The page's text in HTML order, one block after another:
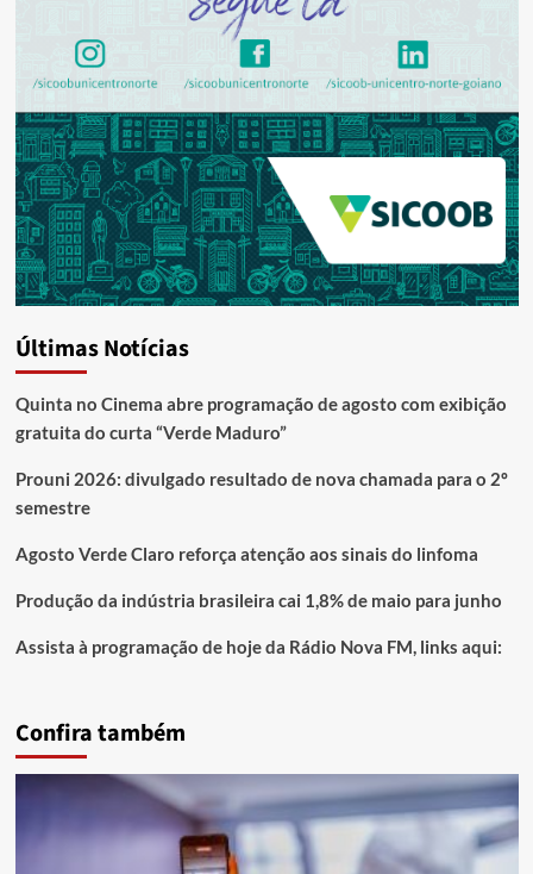
Últimas Notícias
Quinta no Cinema abre programação de agosto com exibição
gratuita do curta “Verde Maduro”
Prouni 2026: divulgado resultado de nova chamada para o 2º
semestre
Agosto Verde Claro reforça atenção aos sinais do linfoma
Produção da indústria brasileira cai 1,8% de maio para junho
Assista à programação de hoje da Rádio Nova FM, links aqui:
Confira também